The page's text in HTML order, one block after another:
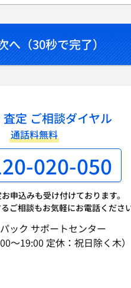
へ（30秒で完了）
定 ご相談ダイヤル
通話料無料
020-050
申込みも受け付けております。
ご相談もお気軽にお電話ください
ック サポートセンター
～19:00 定休：祝日除く木）